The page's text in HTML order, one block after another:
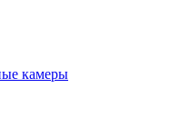
камеры